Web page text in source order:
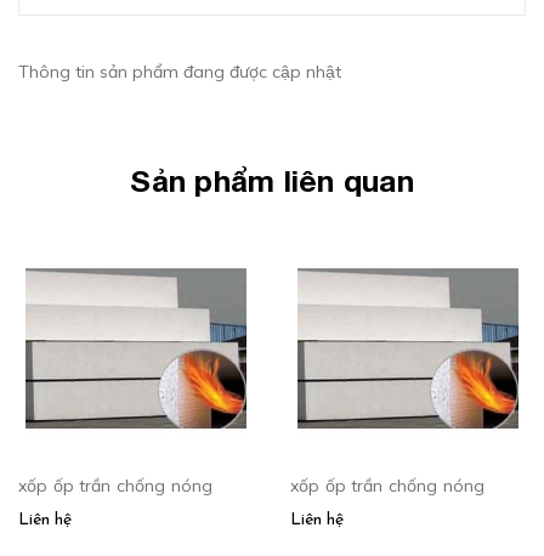
Thông tin sản phẩm đang được cập nhật
Sản phẩm liên quan
xốp ốp trần chống nóng
Liên hệ
xốp ốp trần chống nóng
Liên hệ